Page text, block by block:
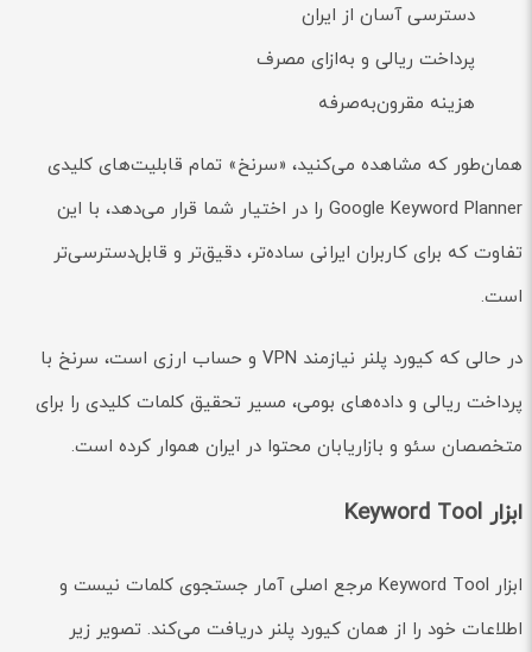
دسترسی آسان از ایران
پرداخت ریالی و به‌ازای مصرف
هزینه مقرون‌به‌صرفه
همان‌طور که مشاهده می‌کنید، «سرنخ» تمام قابلیت‌های کلیدی
Google Keyword Planner را در اختیار شما قرار می‌دهد، با این
تفاوت که برای کاربران ایرانی ساده‌تر، دقیق‌تر و قابل‌دسترسی‌تر
است.
در حالی که کیورد پلنر نیازمند VPN و حساب ارزی است، سرنخ با
پرداخت ریالی و داده‌های بومی، مسیر تحقیق کلمات کلیدی را برای
متخصصان سئو و بازاریابان محتوا در ایران هموار کرده است.
ابزار Keyword Tool
ابزار Keyword Tool مرجع اصلی آمار جستجوی کلمات نیست و
اطلاعات خود را از همان کیورد پلنر دریافت می‌کند. تصویر زیر